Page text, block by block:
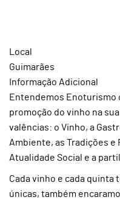
Local
Guimarães
Informação Adicional
Entendemos Enoturismo
promoção do vinho na
valências: o Vinho, a
Ambiente, as Tradições e
Atualidade Social e a
Cada vinho e cada quinta
únicas, também